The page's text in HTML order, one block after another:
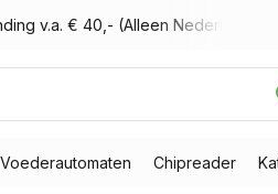
v.a. € 40,- (Alleen Nederland)
Voederautomaten Chipreader